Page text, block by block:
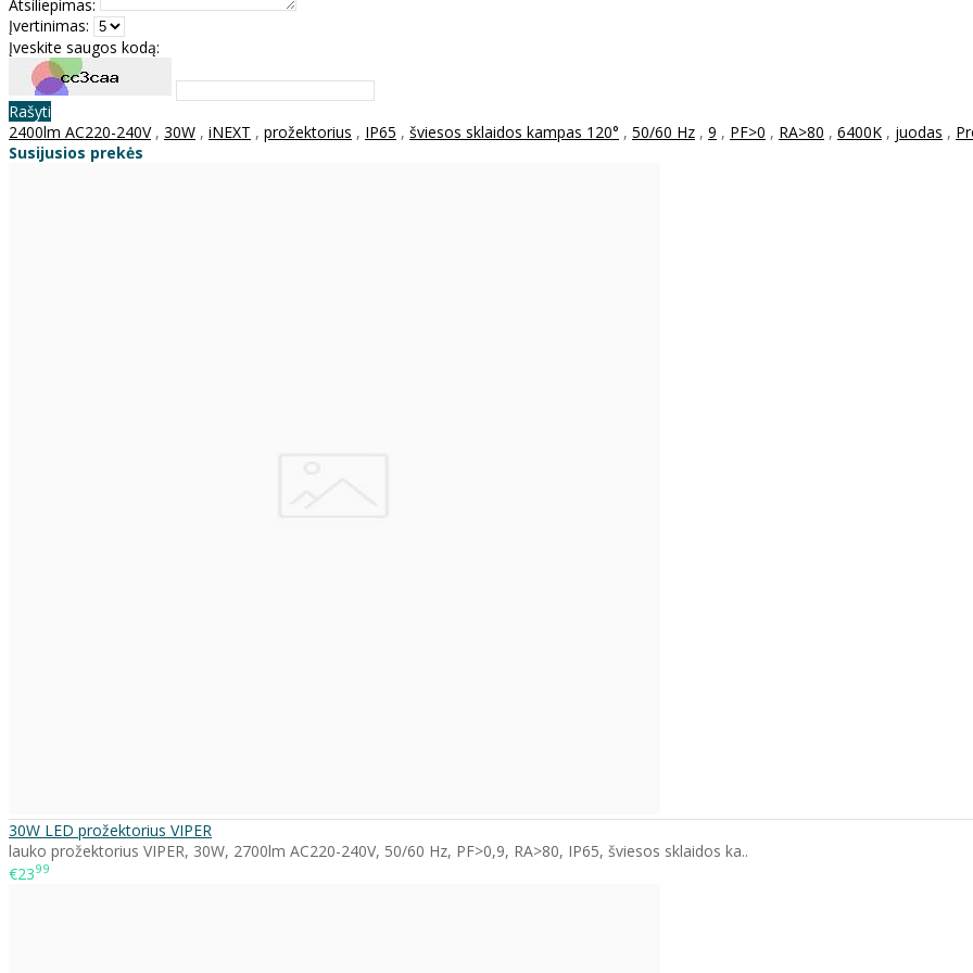
Atsiliepimas:
Įvertinimas:
Įveskite saugos kodą:
Rašyti
2400lm AC220-240V, 30W , iNEXT , prožektorius , IP65 , šviesos sklaidos kampas 120° , 50/60 Hz , 9 , PF>0 , RA>80 , 6400K , juodas ,
Susijusios prekės
30W LED prožektorius VIPER
lauko prožektorius VIPER, 30W, 2700lm AC220-240V, 50/60 Hz, PF>0,9, RA>80, IP65, šviesos sklaidos ka..
€2399